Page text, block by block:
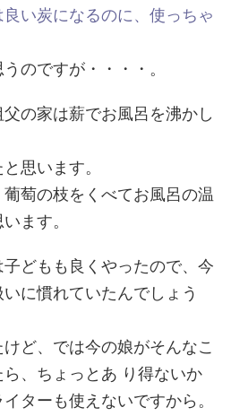
良い炭になるのに、使っちゃ
のですが・・・・。
の家は薪でお風呂を沸かし
思います。
萄の枝をくべてお風呂の温
ます。
どもも良くやったので、今
に慣れていたんでしょう
ど、では今の娘がそんなこ
、ちょっとあ り得ないか
ターも使えないですから。